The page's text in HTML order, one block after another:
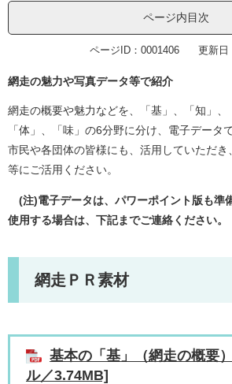
ページ内目次
ページID：0001406 更新日
網走の魅力や写真データ等で紹介
網走の概要や魅力などを、「基」、「知」、
「体」、「味」の6分野に分け、電子データ
市民や各団体の皆様にも、活用していただき
等にご活用ください。
(注)電子データは、パワーポイント版も準
使用する場合は、下記までご連絡ください。
網走ＰＲ素材
基本の「基」（網走の概要
ル／3.74MB]